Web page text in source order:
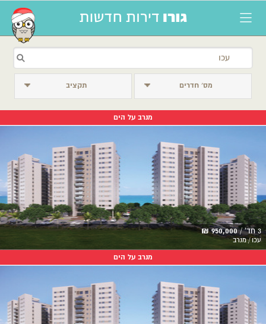
מס׳ חדרים תקציב
מנרב על הים
3 חד' / 950,000 ₪
עכו / מנרב
מנרב על הים